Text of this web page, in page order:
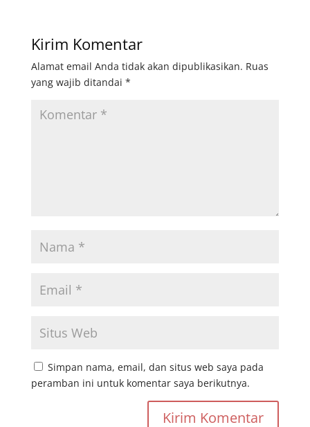
Kirim Komentar
Alamat email Anda tidak akan dipublikasikan. Ruas
yang wajib ditandai *
Simpan nama, email, dan situs web saya pada
peramban ini untuk komentar saya berikutnya.